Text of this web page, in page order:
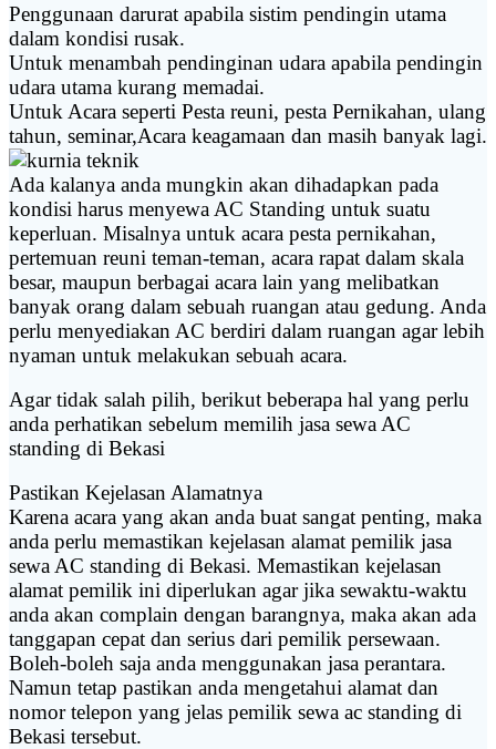
Penggunaan darurat apabila sistim pendingin utama
dalam kondisi rusak.
Untuk menambah pendinginan udara apabila pendingin
udara utama kurang memadai.
Untuk Acara seperti Pesta reuni, pesta Pernikahan, ulang
tahun, seminar,Acara keagamaan dan masih banyak lagi.
Ada kalanya anda mungkin akan dihadapkan pada
kondisi harus menyewa AC Standing untuk suatu
keperluan. Misalnya untuk acara pesta pernikahan,
pertemuan reuni teman-teman, acara rapat dalam skala
besar, maupun berbagai acara lain yang melibatkan
banyak orang dalam sebuah ruangan atau gedung. Anda
perlu menyediakan AC berdiri dalam ruangan agar lebih
nyaman untuk melakukan sebuah acara.
Agar tidak salah pilih, berikut beberapa hal yang perlu
anda perhatikan sebelum memilih jasa sewa AC
standing di Bekasi
Pastikan Kejelasan Alamatnya
Karena acara yang akan anda buat sangat penting, maka
anda perlu memastikan kejelasan alamat pemilik jasa
sewa AC standing di Bekasi. Memastikan kejelasan
alamat pemilik ini diperlukan agar jika sewaktu-waktu
anda akan complain dengan barangnya, maka akan ada
tanggapan cepat dan serius dari pemilik persewaan.
Boleh-boleh saja anda menggunakan jasa perantara.
Namun tetap pastikan anda mengetahui alamat dan
nomor telepon yang jelas pemilik sewa ac standing di
Bekasi tersebut.